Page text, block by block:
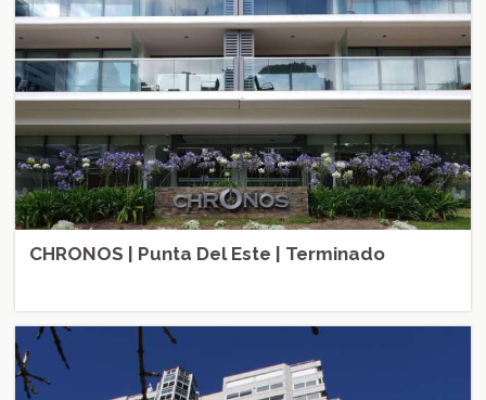
CHRONOS | Punta Del Este | Terminado